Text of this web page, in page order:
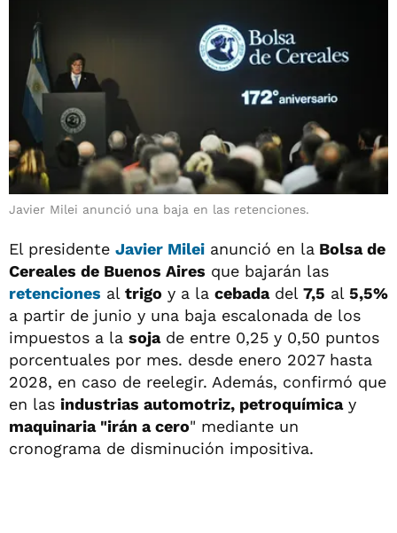
Javier Milei anunció una baja en las retenciones.
El presidente Javier Milei anunció en la Bolsa de
Cereales de Buenos Aires que bajarán las
retenciones al trigo y a la cebadadel 7,5 al 5,5%
a partir de junio y una baja escalonada de los
impuestos a la sojade entre 0,25 y 0,50 puntos
porcentuales por mes. desde enero 2027 hasta
2028, en caso de reelegir. Además, confirmó que
en las industrias automotriz, petroquímicay
maquinaria "irán a cero" mediante un
cronograma de disminución impositiva.